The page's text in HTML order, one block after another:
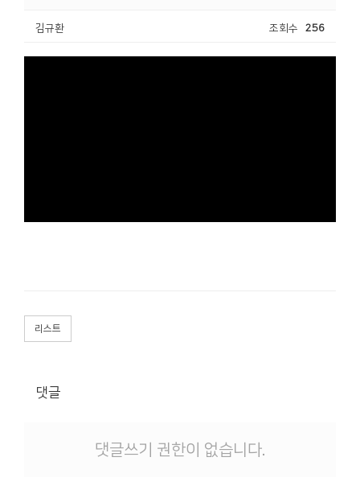
김규환 조회수 256
리스트
댓글
댓글쓰기 권한이 없습니다.